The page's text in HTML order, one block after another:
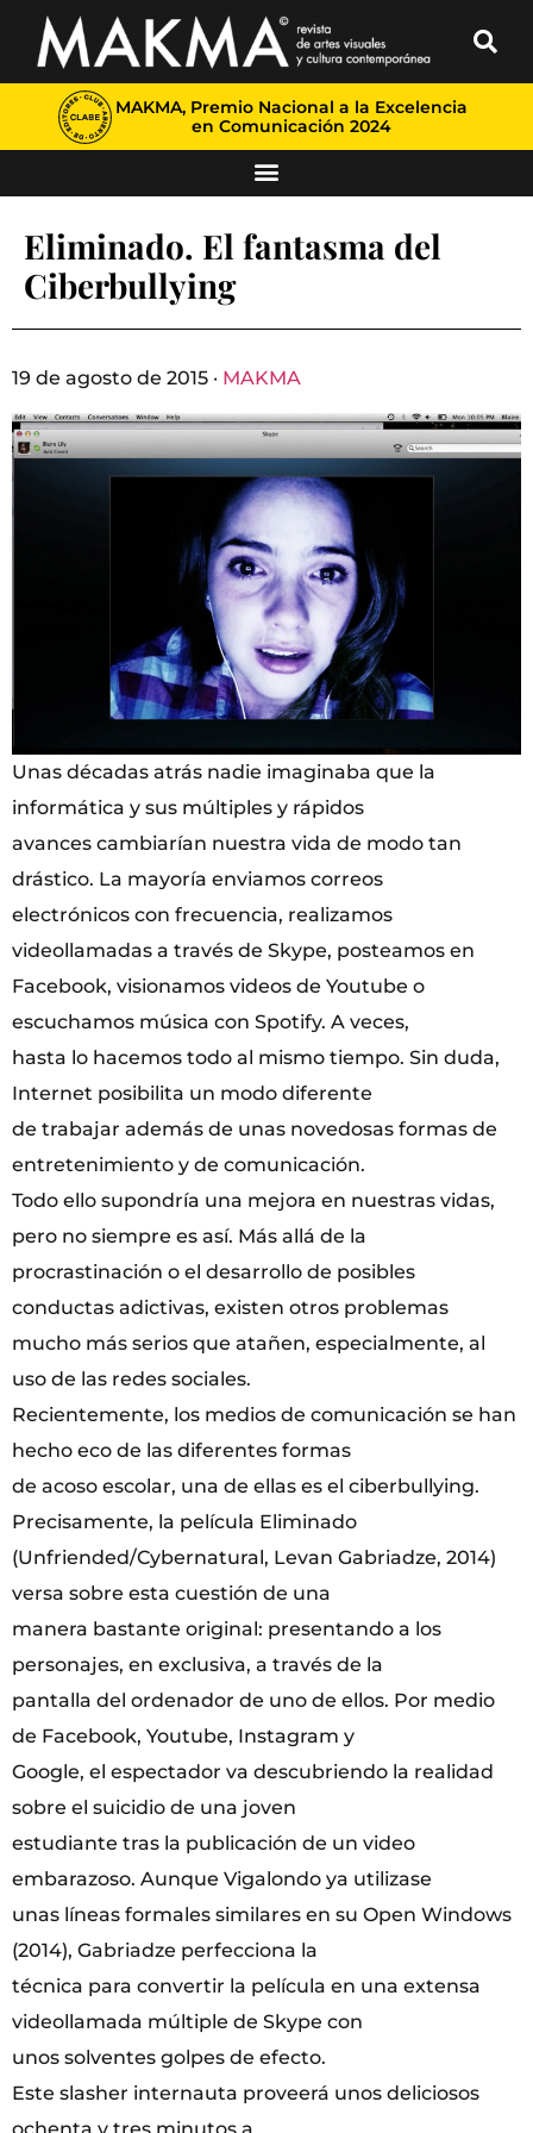
MAKMA, Premio Nacional a la Excelencia
en Comunicación 2024
Eliminado. El fantasma del
Ciberbullying
19 de agosto de 2015 · MAKMA
Unas décadas atrás nadie imaginaba que la
informática y sus múltiples y rápidos
avances cambiarían nuestra vida de modo tan
drástico. La mayoría enviamos correos
electrónicos con frecuencia, realizamos
videollamadas a través de Skype, posteamos en
Facebook, visionamos videos de Youtube o
escuchamos música con Spotify. A veces,
hasta lo hacemos todo al mismo tiempo. Sin duda,
Internet posibilita un modo diferente
de trabajar además de unas novedosas formas de
entretenimiento y de comunicación.
Todo ello supondría una mejora en nuestras vidas,
pero no siempre es así. Más allá de la
procrastinación o el desarrollo de posibles
conductas adictivas, existen otros problemas
mucho más serios que atañen, especialmente, al
uso de las redes sociales.
Recientemente, los medios de comunicación se han
hecho eco de las diferentes formas
de acoso escolar, una de ellas es el ciberbullying.
Precisamente, la película Eliminado
(Unfriended/Cybernatural, Levan Gabriadze, 2014)
versa sobre esta cuestión de una
manera bastante original: presentando a los
personajes, en exclusiva, a través de la
pantalla del ordenador de uno de ellos. Por medio
de Facebook, Youtube, Instagram y
Google, el espectador va descubriendo la realidad
sobre el suicidio de una joven
estudiante tras la publicación de un video
embarazoso. Aunque Vigalondo ya utilizase
unas líneas formales similares en su Open Windows
(2014), Gabriadze perfecciona la
técnica para convertir la película en una extensa
videollamada múltiple de Skype con
unos solventes golpes de efecto.
Este slasher internauta proveerá unos deliciosos